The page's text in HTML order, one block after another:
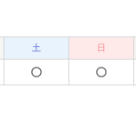
土 日